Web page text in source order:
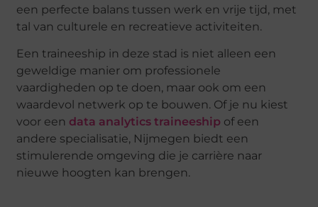
een perfecte balans tussen werk en vrije tijd, met
tal van culturele en recreatieve activiteiten.
Een traineeship in deze stad is niet alleen een
geweldige manier om professionele
vaardigheden op te doen, maar ook om een
waardevol netwerk op te bouwen. Of je nu kiest
voor een data analytics traineeship of een
andere specialisatie, Nijmegen biedt een
stimulerende omgeving die je carrière naar
nieuwe hoogten kan brengen.